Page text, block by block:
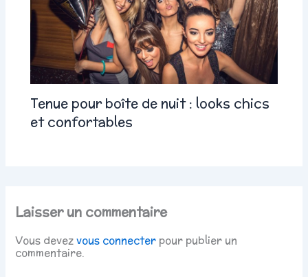
Tenue pour boîte de nuit : looks chics
et confortables
Laisser un commentaire
Vous devezvous connecter pour publier un
commentaire.